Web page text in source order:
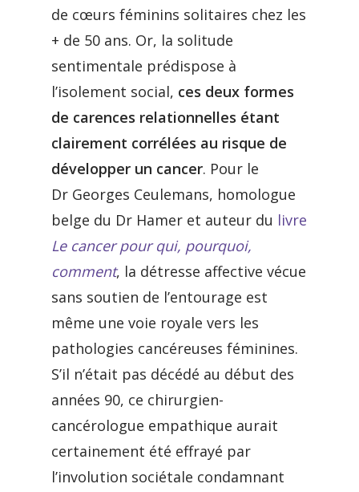
de cœurs féminins solitaires chez les
+ de 50 ans. Or, la solitude
sentimentale prédispose à
l’isolement social, ces deux formes
de carences relationnelles étant
clairement corrélées au risque de
développer un cancer. Pour le
Dr Georges Ceulemans, homologue
belge du Dr Hamer et auteur du livre
Le cancer pour qui, pourquoi,
comment, la détresse affective vécue
sans soutien de l’entourage est
même une voie royale vers les
pathologies cancéreuses féminines.
S’il n’était pas décédé au début des
années 90, ce chirurgien-
cancérologue empathique aurait
certainement été effrayé par
l’involution sociétale condamnant